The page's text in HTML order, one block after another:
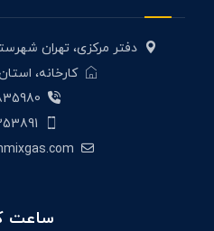
دفتر مرکزی، تهران
کارخانه،
ساعت